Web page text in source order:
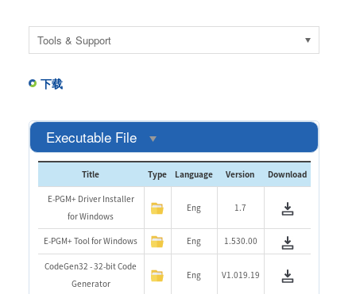
Tools & Support
下载
Executable File
Title Type Language Version Download
E-PGM+ Driver Installer
for Windows
Eng 1.7
E-PGM+ Tool for Windows Eng 1.530.00
CodeGen32 - 32-bit Code
Generator
Eng V1.019.19